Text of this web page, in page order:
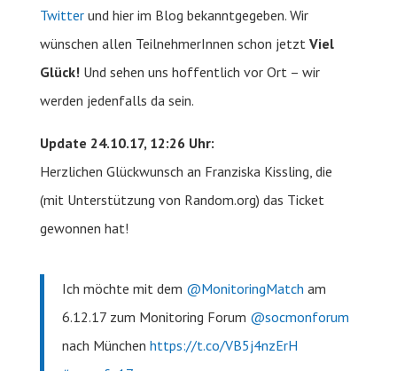
Twitterund hier im Blog bekanntgegeben. Wir
wünschen allen TeilnehmerInnen schon jetzt Viel
Glück!Und sehen uns hoffentlich vor Ort – wir
werden jedenfalls da sein.
Update 24.10.17, 12:26 Uhr:
Herzlichen Glückwunsch an Franziska Kissling, die
(mit Unterstützung von Random.org) das Ticket
gewonnen hat!
Ich möchte mit dem @MonitoringMatch am
6.12.17 zum Monitoring Forum @socmonforum
nach München https://t.co/VB5j4nzErH